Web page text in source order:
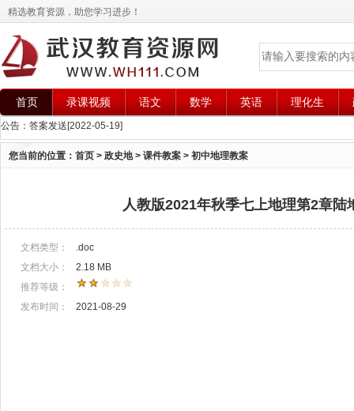
精选教育资源，助您学习进步！
首页 录课视频 语文 数学 英语 理化生
公告： 答案发送 [2022-05-19]
您当前的位置： 首页 > 政史地> 课件教案 > 初中地理教案
人教版2021年秋季七上地理第2章陆
文档类型：
.doc
文档大小：
2.18 MB
推荐等级：
发布时间：
2021-08-29